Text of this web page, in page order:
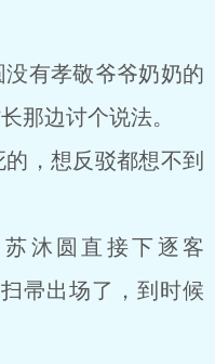
有孝敬爷爷奶奶的
那边讨个说法。
，想反驳都想不到
沐圆直接下逐客
帚出场了，到时候